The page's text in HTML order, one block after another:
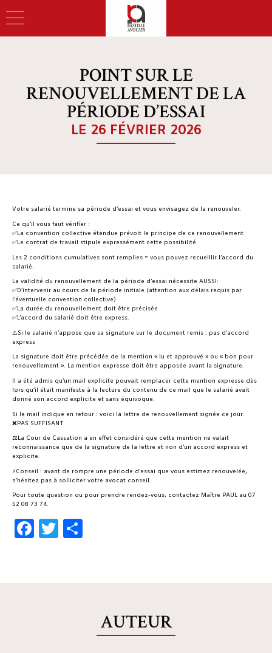
POINT SUR LE
RENOUVELLEMENT DE LA
PÉRIODE D’ESSAI
LE 26 FÉVRIER 2026
Votre salarié termine sa période d’essai et vous envisagez de la renouveler.
Ce qu’il vous faut vérifier :
✅La convention collective étendue prévoit le principe de ce renouvellement
✅Le contrat de travail stipule expressément cette possibilité
‍Les 2 conditions cumulatives sont remplies = vous pouvez recueillir l’accord du
salarié.
La validité du renouvellement de la période d’essai nécessite AUSSI:
✅D’intervenir au cours de la période initiale (attention aux délais requis par
l’éventuelle convention collective)
✅La durée du renouvellement doit être précisée
✅L’accord du salarié doit être express.
⚠️Si le salarié n’appose que sa signature sur le document remis : pas d’accord
express
La signature doit être précédée de la mention « lu et approuvé » ou « bon pour
renouvellement ». La mention expresse doit être apposée avant la signature.
Il a été admis qu’un mail explicite pouvait remplacer cette mention expresse dès
lors qu’il était manifeste à la lecture du contenu de ce mail que le salarié avait
donné son accord explicite et sans équivoque.
‍Si le mail indique en retour : voici la lettre de renouvellement signée ce jour.
❌PAS SUFFISANT
‍⚖️La Cour de Cassation a en effet considéré que cette mention ne valait
reconnaissance que de la signature de la lettre et non d’un accord express et
explicite.
⚡Conseil : avant de rompre une période d’essai que vous estimez renouvelée,
n’hésitez pas à solliciter votre avocat conseil.
Pour toute question ou pour prendre rendez-vous, contactez Maître PAUL au 07
52 08 73 74.
Facebook
Twitter
AUTEUR